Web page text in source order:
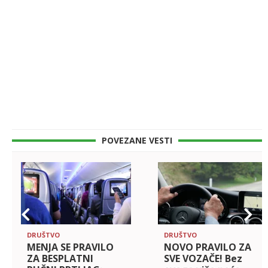
POVEZANE VESTI
DRUŠTVO
MENJA SE PRAVILO
ZA BESPLATNI
DRUŠTVO
NOVO PRAVILO ZA
SVE VOZAČE! Bez